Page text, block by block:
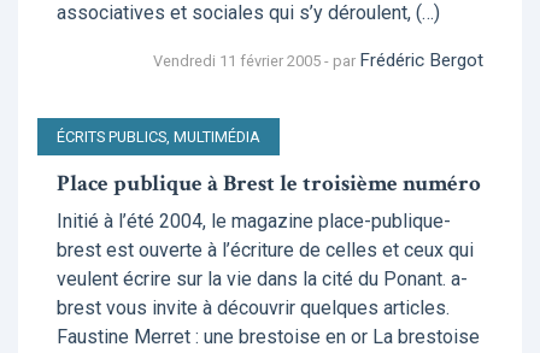
associatives et sociales qui s’y déroulent, (…)
Vendredi 11 février 2005 - par Frédéric Bergot
ÉCRITS PUBLICS, MULTIMÉDIA
Place publique à Brest le troisième numéro
Initié à l’été 2004, le magazine place-publique-
brest est ouverte à l’écriture de celles et ceux qui
veulent écrire sur la vie dans la cité du Ponant. a-
brest vous invite à découvrir quelques articles.
Faustine Merret : une brestoise en or La brestoise